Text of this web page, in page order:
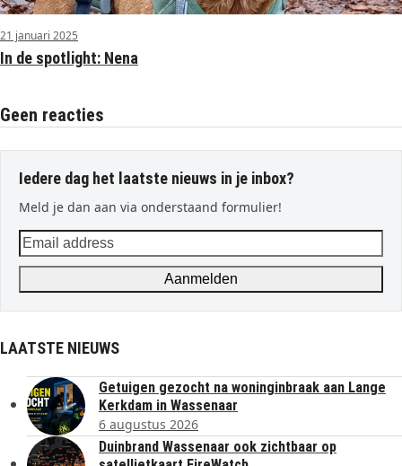
21 januari 2025
In de spotlight: Nena
Geen reacties
Iedere dag het laatste nieuws in je inbox?
Meld je dan aan via onderstaand formulier!
Email
address
Aanmelden
LAATSTE NIEUWS
Getuigen gezocht na woninginbraak aan Lange
Kerkdam in Wassenaar
6 augustus 2026
Duinbrand Wassenaar ook zichtbaar op